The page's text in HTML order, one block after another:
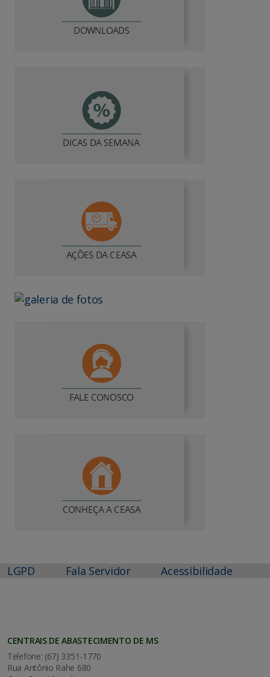
LGPD Fala Servidor Acessibilidade
CENTRAIS DE ABASTECIMENTO DE MS
Telefone: (67) 3351-1770
Rua Antônio Rahe 680